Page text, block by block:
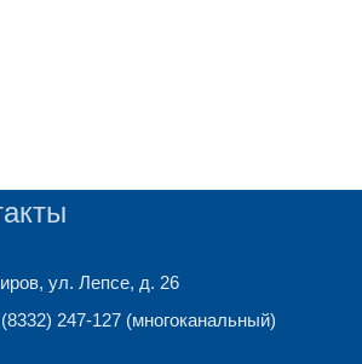
ул. Лепсе, д. 26
247-127 (многоканальный)